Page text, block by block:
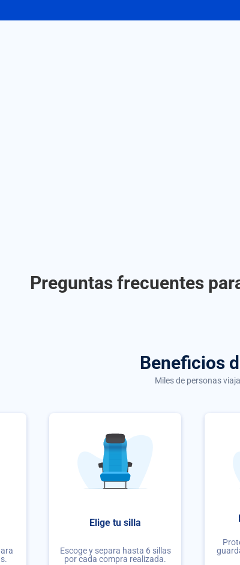
Preguntas frecuentes
Beneficios
Miles de personas
Elige tu silla
Escoge y separa hasta 6 sillas
por cada compra realizada.